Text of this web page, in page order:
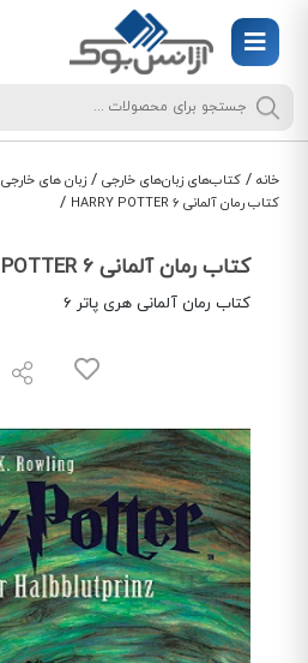
خانه / کتاب‌های زبان‌های خارجی / زبان های خارجی
کتاب رمان آلمانی HARRY POTTER 6 /
کتاب رمان آلمانی HARRY POTTER 6
کتاب رمان آلمانی هری پاتر 6